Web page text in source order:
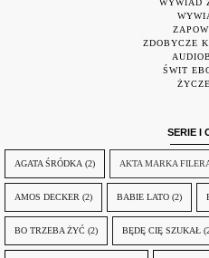
WYWIAD
ZDOBYCZE
ŚWIT
SERIE I
AGATA ŚRÓDKA (2) AKTA MARKA
AMOS DECKER (2) BABIE LATO (2)
BO TRZEBA ŻYĆ (2) BĘDĘ CIĘ SZUKAŁ